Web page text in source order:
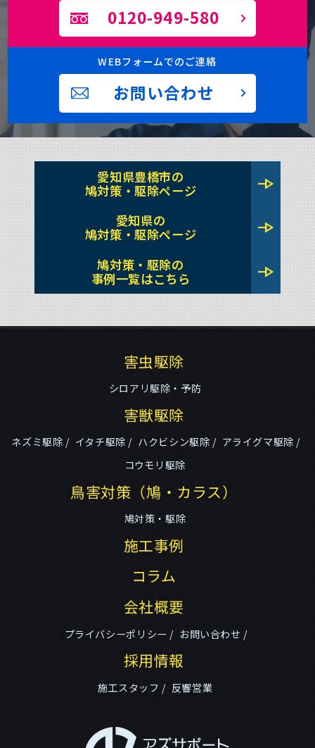
0120-949-580
WEBフォームでのご連絡
お問い合わせ
愛知県豊橋市の
鳩対策・駆除ページ
line_end_arrow
愛知県の
鳩対策・駆除ページ
line_end_arrow
鳩対策・駆除の
事例一覧はこちら
line_end_arrow
害虫駆除
シロアリ駆除・予防
害獣駆除
ネズミ駆除 イタチ駆除 ハクビシン駆除
アライグマ駆除
コウモリ駆除
鳥害対策（鳩・カラス）
鳩対策・駆除
施工事例
コラム
会社概要
プライバシーポリシー お問い合わせ
採用情報
施工スタッフ 反響営業